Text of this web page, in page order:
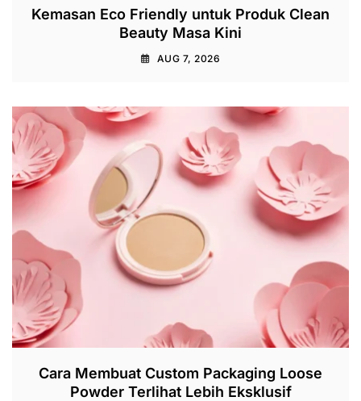
Kemasan Eco Friendly untuk Produk Clean
Beauty Masa Kini
AUG 7, 2026
Cara Membuat Custom Packaging Loose
Powder Terlihat Lebih Eksklusif